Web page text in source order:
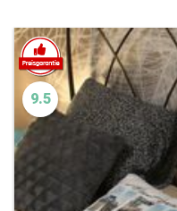
9.5